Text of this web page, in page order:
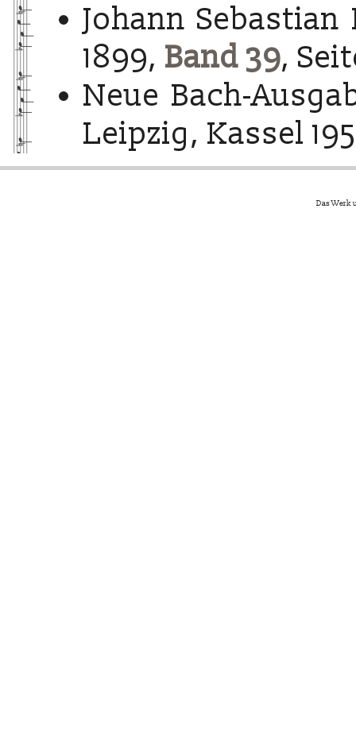
Johann Sebastian
1899, Band 39,
Neue Bach-
Leipzig, Kassel
Das Werk